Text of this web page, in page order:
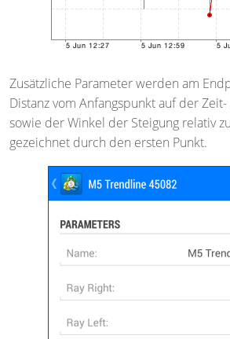
Zusätzliche Parameter werden am
Distanz vom Anfangspunkt auf der
sowie der Winkel der Steigung relativ
gezeichnet durch den ersten Punkt.